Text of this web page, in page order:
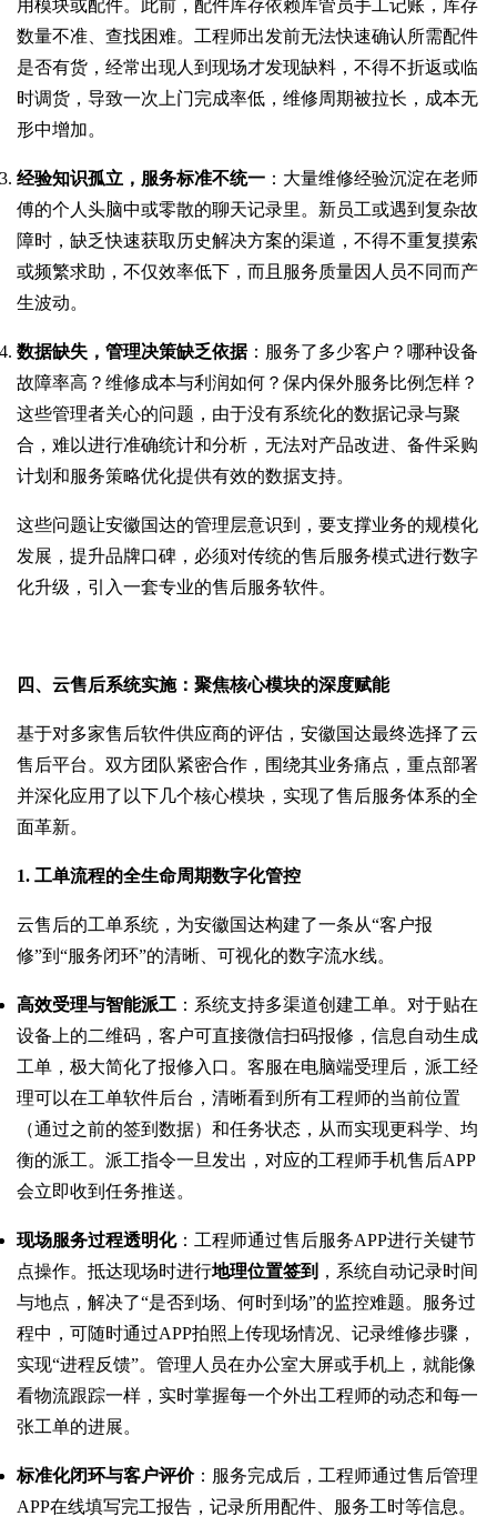
用模块或配件。此前，配件库存依赖库管员手工记账，库存
数量不准、查找困难。工程师出发前无法快速确认所需配件
是否有货，经常出现人到现场才发现缺料，不得不折返或临
时调货，导致一次上门完成率低，维修周期被拉长，成本无
形中增加。
经验知识孤立，服务标准不统一 ：大量维修经验沉淀在老师
傅的个人头脑中或零散的聊天记录里。新员工或遇到复杂故
障时，缺乏快速获取历史解决方案的渠道，不得不重复摸索
或频繁求助，不仅效率低下，而且服务质量因人员不同而产
生波动。
数据缺失，管理决策缺乏依据：服务了多少客户？哪种设备
故障率高？维修成本与利润如何？保内保外服务比例怎样？
这些管理者关心的问题，由于没有系统化的数据记录与聚
合，难以进行准确统计和分析，无法对产品改进、备件采购
计划和服务策略优化提供有效的数据支持。
这些问题让安徽国达的管理层意识到，要支撑业务的规模化
发展，提升品牌口碑，必须对传统的售后服务模式进行数字
化升级，引入一套专业的售后服务软件。
四、云售后系统实施：聚焦核心模块的深度赋能
基于对多家售后软件供应商的评估，安徽国达最终选择了云
售后平台。双方团队紧密合作，围绕其业务痛点，重点部署
并深化应用了以下几个核心模块，实现了售后服务体系的全
面革新。
1. 工单流程的全生命周期数字化管控
云售后的工单系统，为安徽国达构建了一条从“客户报
修”到“服务闭环”的清晰、可视化的数字流水线。
高效受理与智能派工 ：系统支持多渠道创建工单。对于贴在
设备上的二维码，客户可直接微信扫码报修，信息自动生成
工单，极大简化了报修入口。客服在电脑端受理后，派工经
理可以在工单软件后台，清晰看到所有工程师的当前位置
（通过之前的签到数据）和任务状态，从而实现更科学、均
衡的派工。派工指令一旦发出，对应的工程师手机售后APP
会立即收到任务推送。
现场服务过程透明化：工程师通过售后服务APP进行关键节
点操作。抵达现场时进行地理位置签到 ，系统自动记录时间
与地点，解决了“是否到场、何时到场”的监控难题。服务过
程中，可随时通过APP拍照上传现场情况、记录维修步骤，
实现“进程反馈”。管理人员在办公室大屏或手机上，就能像
看物流跟踪一样，实时掌握每一个外出工程师的动态和每一
张工单的进展。
标准化闭环与客户评价：服务完成后，工程师通过售后管理
APP在线填写完工报告，记录所用配件、服务工时等信息。